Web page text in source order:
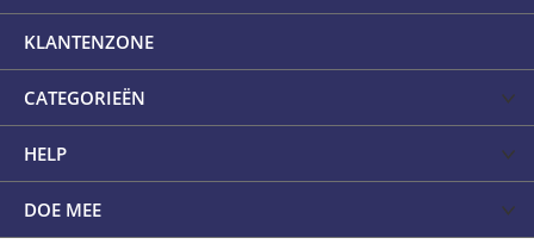
KLANTENZONE
CATEGORIEËN
HELP
DOE MEE